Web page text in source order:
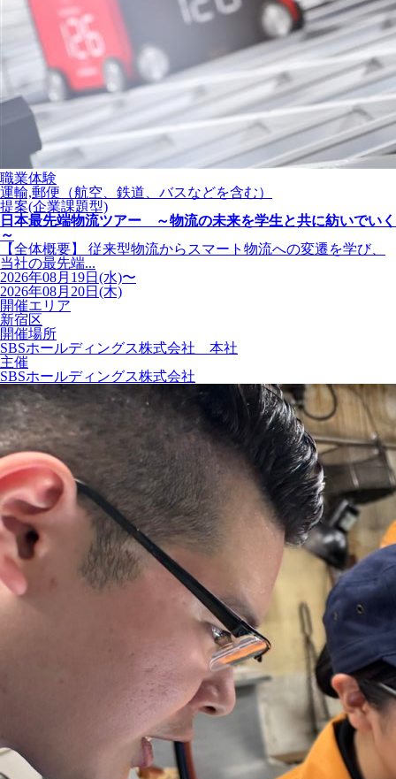
職業体験
運輸,郵便（航空、鉄道、バスなどを含む）
提案(企業課題型)
日本最先端物流ツアー ～物流の未来を学生と共に紡いでいく
～
【全体概要】 従来型物流からスマート物流への変遷を学び、
当社の最先端...
2026年08月19日(水)〜
2026年08月20日(木)
開催エリア
新宿区
開催場所
SBSホールディングス株式会社 本社
主催
SBSホールディングス株式会社